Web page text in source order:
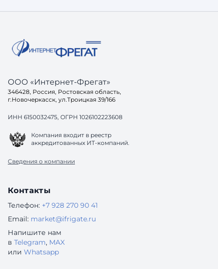
данные в реальном вр
ООО «Интернет-Фрегат»
346428, Россия, Ростовская область,
г.Новочеркасск, ул.Троицкая 39/166
ИНН 6150032475, ОГРН 1026102223608
Компания входит в реестр
аккредитованных ИТ-компаний.
Сведения о компании
Контакты
Телефон: +7 928 270 90 41
Email: market@ifrigate.ru
Напишите нам
в Telegram, MAX
или Whatsapp